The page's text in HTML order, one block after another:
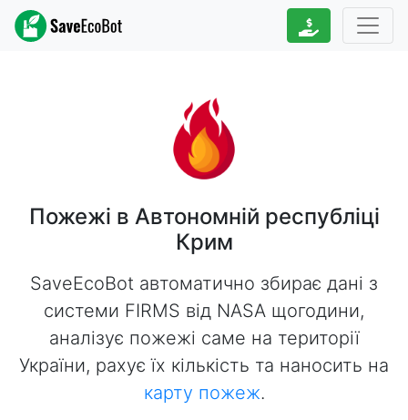
Пожежі в Автономній республіці
Крим
SaveEcoBot автоматично збирає дані з
системи FIRMS від NASA щогодини,
аналізує пожежі саме на території
України, рахує їх кількість та наносить на
карту пожеж.